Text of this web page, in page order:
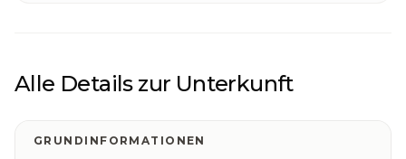
Alle Details zur Unterkunft
GRUNDINFORMATIONEN